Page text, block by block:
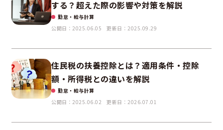
する？超えた際の影響や対策を解説
勤怠・給与計算
公開日：2025.06.05
更新日：2025.09.29
住民税の扶養控除とは？適用条件・控除
額・所得税との違いを解説
勤怠・給与計算
公開日：2025.06.02
更新日：2026.07.01